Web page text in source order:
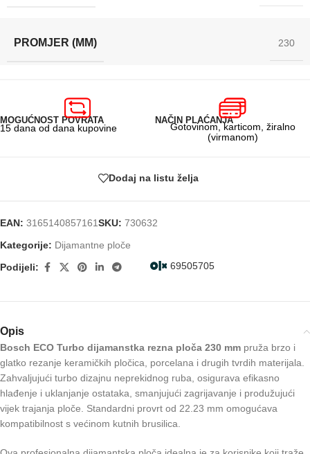
PROMJER (MM) 230
MOGUĆNOST POVRATA
15 dana od dana kupovine
NAČIN PLAĆANJA
Gotovinom, karticom, žiralno
(virmanom)
Dodaj na listu želja
EAN: 3165140857161SKU: 730632
Kategorije: Dijamantne ploče
69505705
Podijeli:
Opis
Bosch ECO Turbo dijamanstka rezna ploča 230 mm pruža brzo i
glatko rezanje keramičkih pločica, porcelana i drugih tvrdih materijala.
Zahvaljujući turbo dizajnu neprekidnog ruba, osigurava efikasno
hlađenje i uklanjanje ostataka, smanjujući zagrijavanje i produžujući
vijek trajanja ploče. Standardni provrt od 22.23 mm omogućava
kompatibilnost s većinom kutnih brusilica.